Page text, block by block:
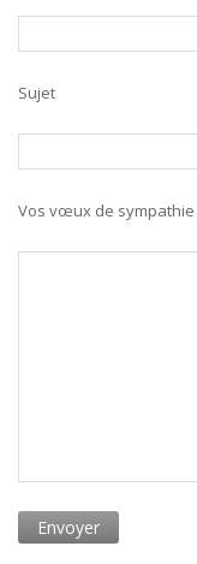
Sujet
Vos vœux de sympathie